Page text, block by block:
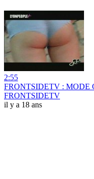
2:55
FRONTSIDETV : MODE
FRONTSIDETV
il y a 18 ans